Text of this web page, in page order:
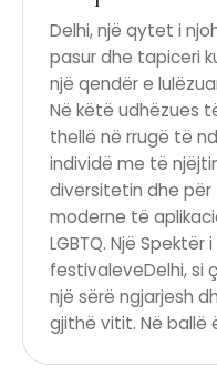
Delhi, një qytet i
pasur dhe tapiceri
një qendër e
Në këtë udhëzues
thellë në rrugë të
individë me të
diversitetin dhe për
moderne të
LGBTQ. Një
festivaleveDelhi, si
një sërë ngjarjesh
gjithë vitit. Në ballë